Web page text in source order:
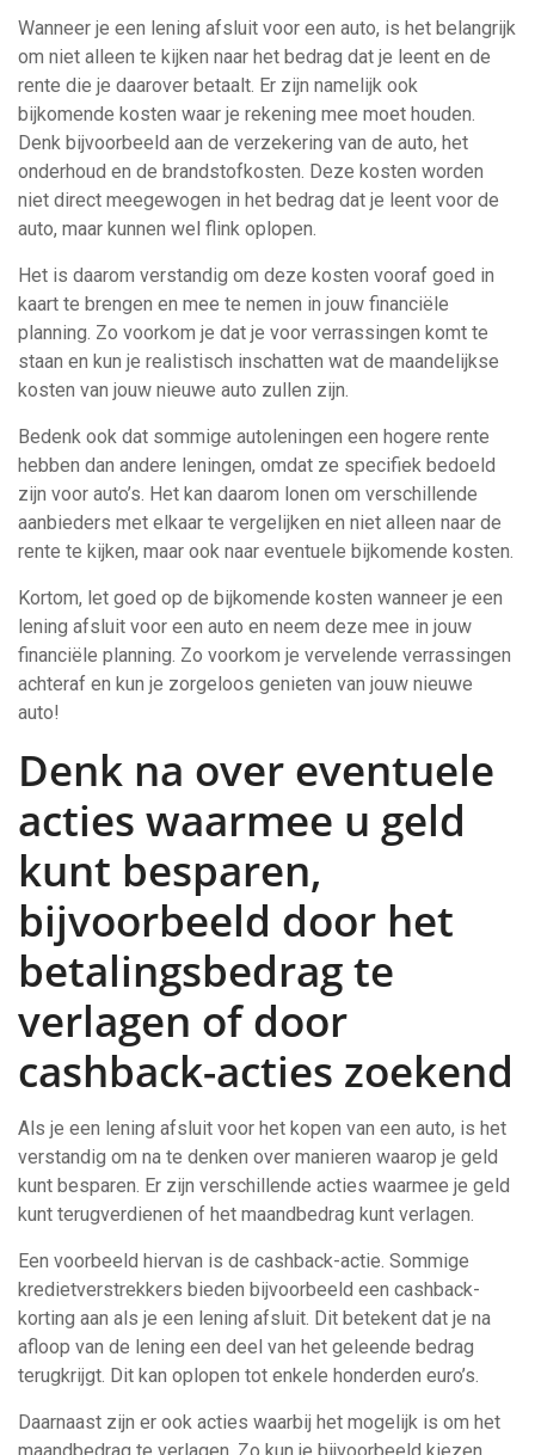
Wanneer je een lening afsluit voor een auto, is het belangrijk
om niet alleen te kijken naar het bedrag dat je leent en de
rente die je daarover betaalt. Er zijn namelijk ook
bijkomende kosten waar je rekening mee moet houden.
Denk bijvoorbeeld aan de verzekering van de auto, het
onderhoud en de brandstofkosten. Deze kosten worden
niet direct meegewogen in het bedrag dat je leent voor de
auto, maar kunnen wel flink oplopen.
Het is daarom verstandig om deze kosten vooraf goed in
kaart te brengen en mee te nemen in jouw financiële
planning. Zo voorkom je dat je voor verrassingen komt te
staan en kun je realistisch inschatten wat de maandelijkse
kosten van jouw nieuwe auto zullen zijn.
Bedenk ook dat sommige autoleningen een hogere rente
hebben dan andere leningen, omdat ze specifiek bedoeld
zijn voor auto’s. Het kan daarom lonen om verschillende
aanbieders met elkaar te vergelijken en niet alleen naar de
rente te kijken, maar ook naar eventuele bijkomende kosten.
Kortom, let goed op de bijkomende kosten wanneer je een
lening afsluit voor een auto en neem deze mee in jouw
financiële planning. Zo voorkom je vervelende verrassingen
achteraf en kun je zorgeloos genieten van jouw nieuwe
auto!
Denk na over eventuele
acties waarmee u geld
kunt besparen,
bijvoorbeeld door het
betalingsbedrag te
verlagen of door
cashback-acties zoekend
Als je een lening afsluit voor het kopen van een auto, is het
verstandig om na te denken over manieren waarop je geld
kunt besparen. Er zijn verschillende acties waarmee je geld
kunt terugverdienen of het maandbedrag kunt verlagen.
Een voorbeeld hiervan is de cashback-actie. Sommige
kredietverstrekkers bieden bijvoorbeeld een cashback-
korting aan als je een lening afsluit. Dit betekent dat je na
afloop van de lening een deel van het geleende bedrag
terugkrijgt. Dit kan oplopen tot enkele honderden euro’s.
Daarnaast zijn er ook acties waarbij het mogelijk is om het